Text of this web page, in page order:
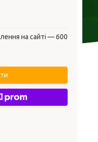
на сайті — 600